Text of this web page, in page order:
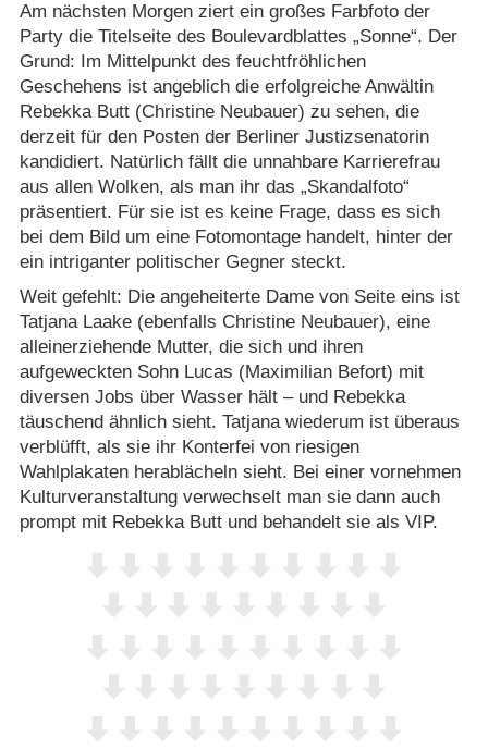
Am nächsten Morgen ziert ein großes Farbfoto der
Party die Titelseite des Boulevardblattes „Sonne“. Der
Grund: Im Mittelpunkt des feuchtfröhlichen
Geschehens ist angeblich die erfolgreiche Anwältin
Rebekka Butt (Christine Neubauer) zu sehen, die
derzeit für den Posten der Berliner Justizsenatorin
kandidiert. Natürlich fällt die unnahbare Karrierefrau
aus allen Wolken, als man ihr das „Skandalfoto“
präsentiert. Für sie ist es keine Frage, dass es sich
bei dem Bild um eine Fotomontage handelt, hinter der
ein intriganter politischer Gegner steckt.
Weit gefehlt: Die angeheiterte Dame von Seite eins ist
Tatjana Laake (ebenfalls Christine Neubauer), eine
alleinerziehende Mutter, die sich und ihren
aufgeweckten Sohn Lucas (Maximilian Befort) mit
diversen Jobs über Wasser hält – und Rebekka
täuschend ähnlich sieht. Tatjana wiederum ist überaus
verblüfft, als sie ihr Konterfei von riesigen
Wahlplakaten herablächeln sieht. Bei einer vornehmen
Kulturveranstaltung verwechselt man sie dann auch
prompt mit Rebekka Butt und behandelt sie als VIP.